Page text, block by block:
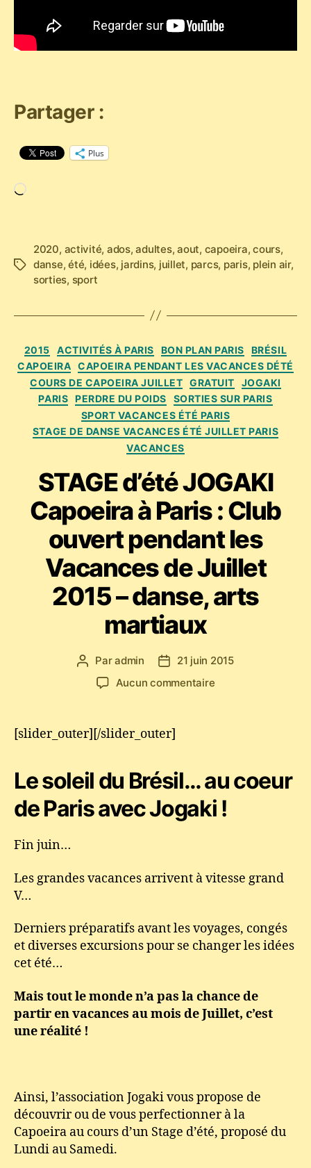
Partager :
Plus
Étiquettes
2020, activité, ados,adultes,aout, capoeira,cours,
danse,été, idées, jardins, juillet, parcs, paris, plein air,
sorties, sport
Catégories
2015 ACTIVITÉS À PARIS BON PLAN PARIS
BRÉSIL
CAPOEIRA
CAPOEIRA PENDANT LES VACANCES DÉTÉ
COURS DE CAPOEIRA JUILLET GRATUIT
JOGAKI
PARIS PERDRE DU POIDS
SORTIES SUR PARIS
SPORT VACANCES ÉTÉ PARIS
STAGE DE DANSE VACANCES ÉTÉ JUILLET PARIS
VACANCES
STAGE d’été JOGAKI
Capoeira à Paris : Club
ouvert pendant les
Vacances de Juillet
2015 – danse, arts
martiaux
Auteur
l’article
Paradmin
Date21 juin 2015
Aucun commentairesur
Paris
:
Club
ouvert
de
–
danse,
arts
[slider_outer][/slider_outer]
Le soleil du Brésil… au coeur
de Paris avec Jogaki !
Fin juin…
Les grandes vacances arrivent à vitesse grand
V…
Derniers préparatifs avant les voyages, congés
et diverses excursions pour se changer les idées
cet été…
Mais tout le monde n’a pas la chance de
partir en vacances au mois de Juillet, c’est
une réalité !
Ainsi, l’association Jogaki vous propose de
découvrir ou de vous perfectionner à la
Capoeira au cours d’un Stage d’été, proposé du
Lundi au Samedi.